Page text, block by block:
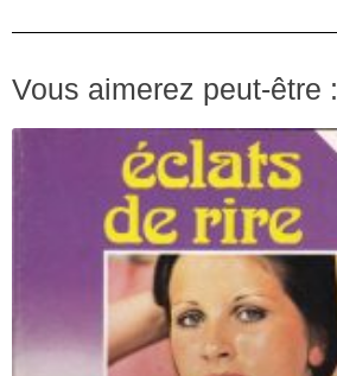
Vous aimerez peut-être :